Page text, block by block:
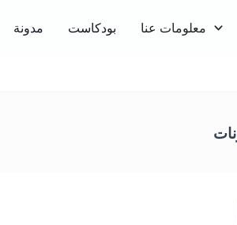
معلومات عنا بودكاست مدونة